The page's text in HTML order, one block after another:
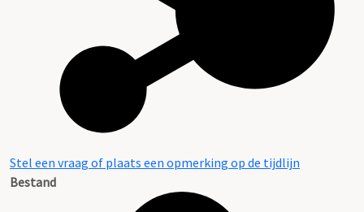
Stel een vraag of plaats een opmerking op de tijdlijn
Bestand